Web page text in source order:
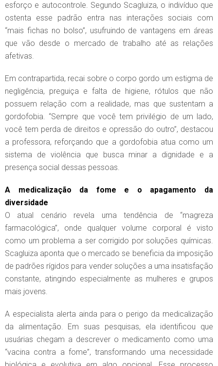
esforço e autocontrole. Segundo Scagluiza, o indivíduo que
ostenta esse padrão entra nas interações sociais com
“mais fichas no bolso”, usufruindo de vantagens em áreas
que vão desde o mercado de trabalho até as relações
afetivas.
Em contrapartida, recai sobre o corpo gordo um estigma de
negligência, preguiça e falta de higiene, rótulos que não
possuem relação com a realidade, mas que sustentam a
gordofobia. “Sempre que você tem privilégio de um lado,
você tem perda de direitos e opressão do outro”, destacou
a professora, reforçando que a gordofobia atua como um
sistema de violência que busca minar a dignidade e a
presença social dessas pessoas.
A medicalização da fome e o apagamento da
diversidade
O atual cenário revela uma tendência de “magreza
farmacológica”, onde qualquer volume corporal é visto
como um problema a ser corrigido por soluções químicas.
Scagluiza aponta que o mercado se beneficia da imposição
de padrões rígidos para vender soluções a uma insatisfação
constante, atingindo especialmente as mulheres e grupos
mais jovens.
A especialista alerta ainda para o perigo da medicalização
da alimentação. Em suas pesquisas, ela identificou que
usuárias chegam a descrever o medicamento como uma
“vacina contra a fome”, transformando uma necessidade